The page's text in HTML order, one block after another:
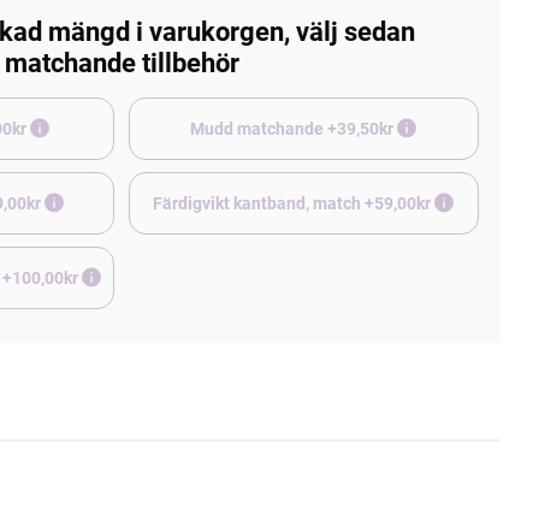
mängd i varukorgen, välj sedan
matchande tillbehör
+45,00kr Mudd matchande +39,50kr
Färdigvikt kantband, match +59,00kr